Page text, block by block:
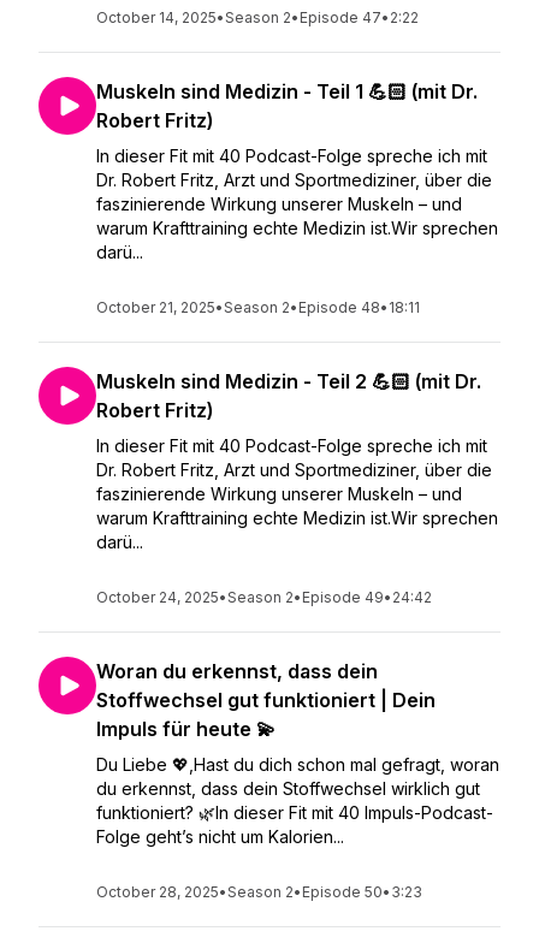
October 14, 2025•Season 2• Episode 47• 2:22
Muskeln sind Medizin - Teil 1 💪🏻 (mit Dr.
Robert Fritz)
In dieser Fit mit 40 Podcast-Folge spreche ich mit
Dr. Robert Fritz, Arzt und Sportmediziner, über die
faszinierende Wirkung unserer Muskeln – und
warum Krafttraining echte Medizin ist.Wir sprechen
darü...
October 21, 2025•Season 2• Episode 48• 18:11
Muskeln sind Medizin - Teil 2 💪🏻 (mit Dr.
Robert Fritz)
In dieser Fit mit 40 Podcast-Folge spreche ich mit
Dr. Robert Fritz, Arzt und Sportmediziner, über die
faszinierende Wirkung unserer Muskeln – und
warum Krafttraining echte Medizin ist.Wir sprechen
darü...
October 24, 2025•Season 2• Episode 49• 24:42
Woran du erkennst, dass dein
Stoffwechsel gut funktioniert | Dein
Impuls für heute 💫
Du Liebe 💖,Hast du dich schon mal gefragt, woran
du erkennst, dass dein Stoffwechsel wirklich gut
funktioniert? 🌿In dieser Fit mit 40 Impuls-Podcast-
Folge geht’s nicht um Kalorien...
October 28, 2025•Season 2• Episode 50• 3:23